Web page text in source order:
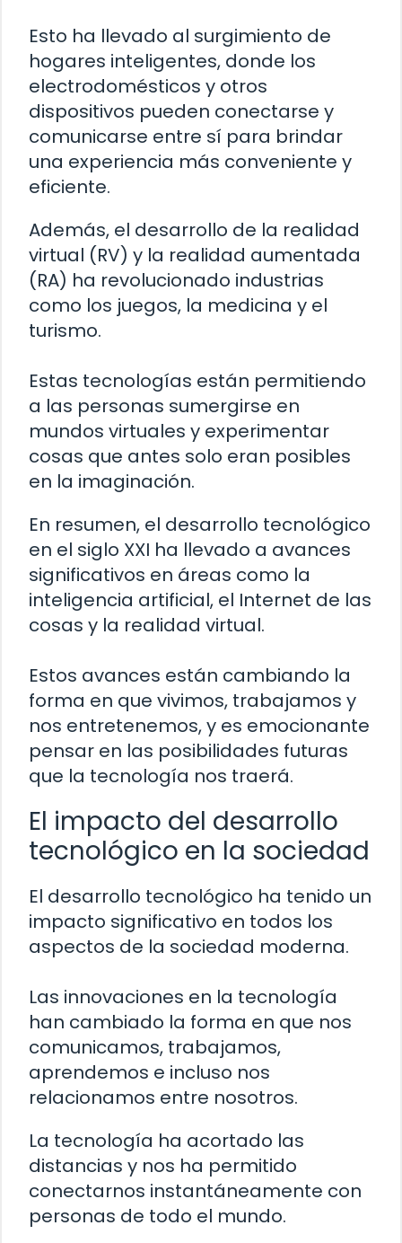
Esto ha llevado al surgimiento de
hogares inteligentes, donde los
electrodomésticos y otros
dispositivos pueden conectarse y
comunicarse entre sí para brindar
una experiencia más conveniente y
eficiente.
Además, el desarrollo de la realidad
virtual (RV) y la realidad aumentada
(RA) ha revolucionado industrias
como los juegos, la medicina y el
turismo.
Estas tecnologías están permitiendo
a las personas sumergirse en
mundos virtuales y experimentar
cosas que antes solo eran posibles
en la imaginación.
En resumen, el desarrollo tecnológico
en el siglo XXI ha llevado a avances
significativos en áreas como la
inteligencia artificial, el Internet de las
cosas y la realidad virtual.
Estos avances están cambiando la
forma en que vivimos, trabajamos y
nos entretenemos, y es emocionante
pensar en las posibilidades futuras
que la tecnología nos traerá.
El impacto del desarrollo
tecnológico en la sociedad
El desarrollo tecnológico ha tenido un
impacto significativo en todos los
aspectos de la sociedad moderna.
Las innovaciones en la tecnología
han cambiado la forma en que nos
comunicamos, trabajamos,
aprendemos e incluso nos
relacionamos entre nosotros.
La tecnología ha acortado las
distancias y nos ha permitido
conectarnos instantáneamente con
personas de todo el mundo.